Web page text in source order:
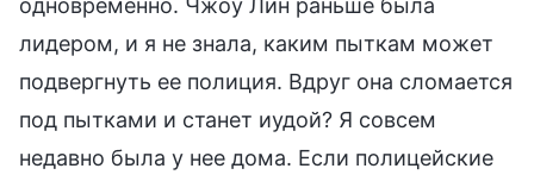
лидером, и я не знала, каким пыткам может
подвергнуть ее полиция. Вдруг она сломается
под пытками и станет иудой? Я совсем
недавно была у нее дома. Если полицейские